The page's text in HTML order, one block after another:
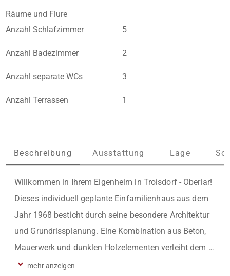
Räume und Flure
Anzahl Schlafzimmer
5
Anzahl Badezimmer 2
Anzahl separate WCs 3
Anzahl Terrassen 1
Beschreibung Ausstattung Lage
Willkommen in Ihrem Eigenheim in Troisdorf - Oberlar!
Dieses individuell geplante Einfamilienhaus aus dem
Jahr 1968 besticht durch seine besondere Architektur
und Grundrissplanung. Eine Kombination aus Beton,
Mauerwerk und dunklen Holzelementen verleiht dem
Haus seinen charakteristischen Stil- für das Baujahr